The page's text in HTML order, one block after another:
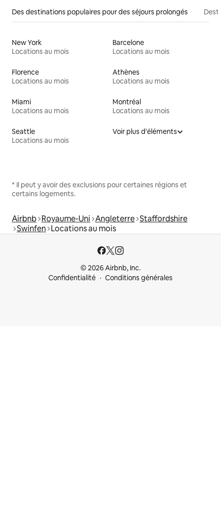
Des destinations populaires pour des séjours prolongés
New York
Locations au mois
Barcelone
Locations au mois
Florence
Locations au mois
Athènes
Locations au mois
Miami
Locations au mois
Montréal
Locations au mois
Seattle
Locations au mois
Voir plus d'éléments
* Il peut y avoir des exclusions pour certaines régions et
certains logements.
Airbnb Royaume-Uni Angleterre Staffordshire
Swinfen Locations au mois
© 2026 Airbnb, Inc.
Confidentialité
Conditions générales